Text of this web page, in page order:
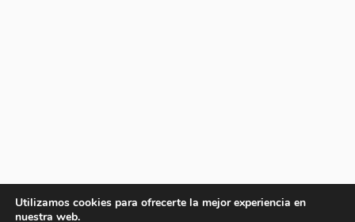
Utilizamos cookies para ofrecerte la mejor experiencia en
nuestra web.